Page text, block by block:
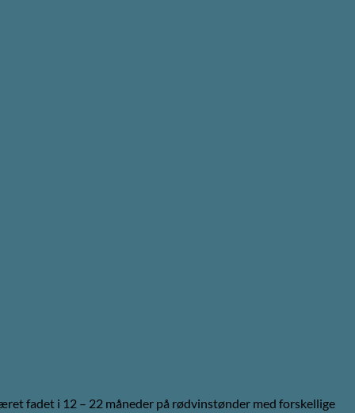
fadet i 12 – 22 måneder på rødvinstønder med forskellige